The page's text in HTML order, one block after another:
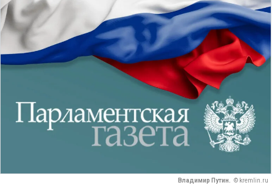
Владимир Путин. © kremlin.ru